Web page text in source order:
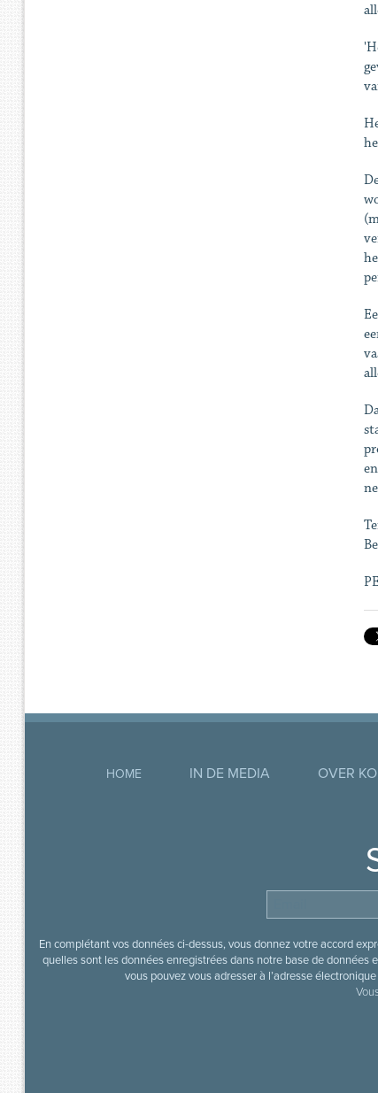
HOME IN DE MEDIA OVER
En complétant vos données ci-dessus, vous donnez votre accord
quelles sont les données enregistrées dans notre base de
vous pouvez vous adresser à l’adresse